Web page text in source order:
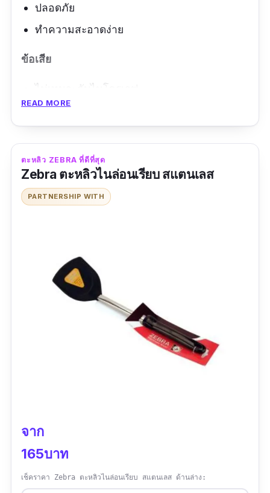
ปลอดภัย
ทำความสะอาดง่าย
ข้อเสีย
READ MORE
ตะหลิว ZEBRA ที่ดีที่สุด
Zebra ตะหลิวไนล่อนเรียบ สแตนเลส
PARTNERSHIP WITH
จาก
165บาท
เช็คราคา Zebra ตะหลิวไนล่อนเรียบ สแตนเลส ด้านล่าง: